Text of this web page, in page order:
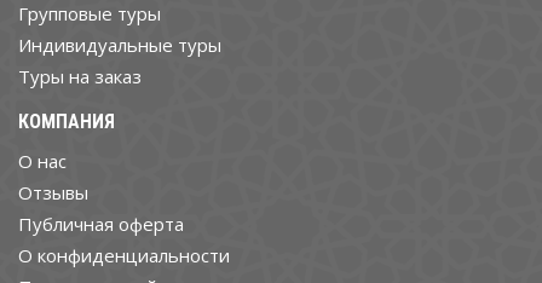
Групповые туры
Индивидуальные туры
Туры на заказ
КОМПАНИЯ
О нас
Отзывы
Публичная оферта
О конфиденциальности